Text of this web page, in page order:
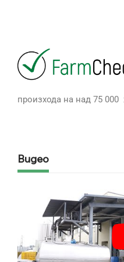
произхода на над 75 000
Видео